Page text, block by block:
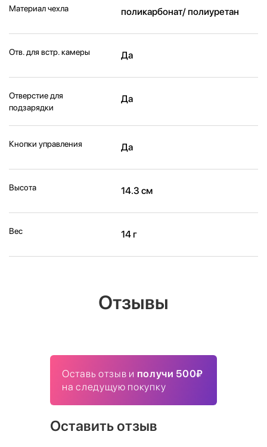
Материал чехла поликарбонат/ полиуретан
Отв. для встр. камеры Да
Отверстие для
подзарядки
Да
Кнопки управления Да
Высота 14.3 см
Вес 14 г
Отзывы
Оставь отзыв и получи 500₽
на следущую покупку
Оставить отзыв